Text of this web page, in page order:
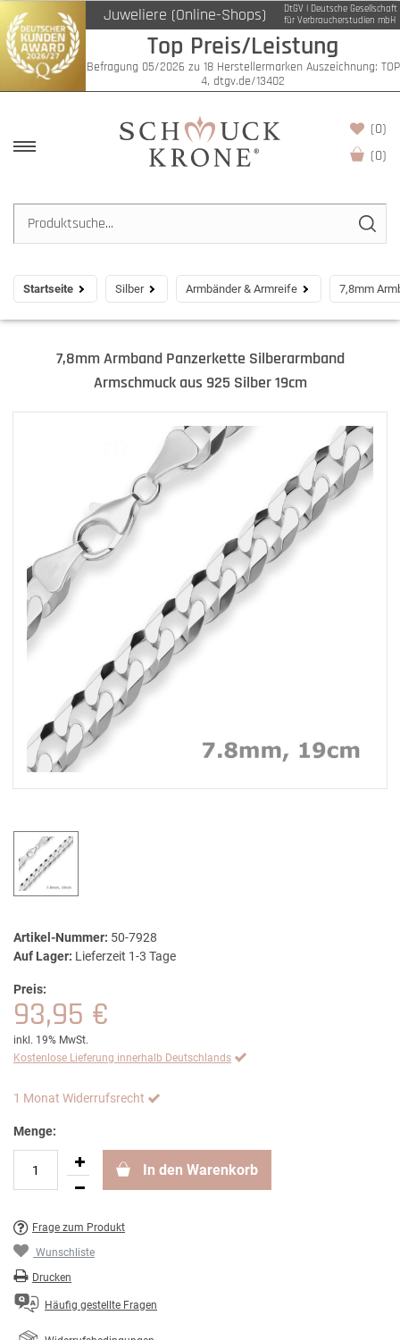
Juweliere (Online-Shops)
DtGV | Deutsche Gesellschaft
für Verbraucherstudien mbH
Top Preis/Leistung
Befragung 05/2026 zu 18 Herstellermarken Auszeichnung: TOP
4, dtgv.de/13402
(0)
(0)
Startseite Silber Armbänder & Armreife 7,8mm
7,8mm Armband Panzerkette Silberarmband
Armschmuck aus 925 Silber 19cm
Artikel-Nummer: 50-7928
Auf Lager: Lieferzeit 1-3 Tage
Preis:
93,95 €
inkl. 19% MwSt.
Kostenlose Lieferung innerhalb Deutschlands
1 Monat Widerrufsrecht
Menge:
In den Warenkorb
Frage zum Produkt
Wunschliste
Drucken
Häufig gestellte Fragen